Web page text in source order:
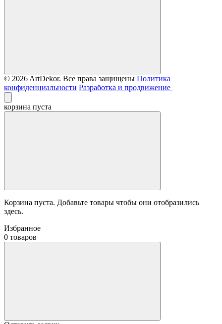
© 2026 ArtDekor. Все права защищены Политика
конфиденциальности Разработка и продвижение
корзина пуста
Корзина пуста. Добавьте товары чтобы они отобразились
здесь.
Избранное
0 товаров